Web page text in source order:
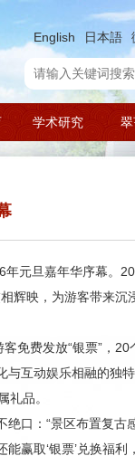
English 日本語
学术研究
元旦嘉年华序幕。
辉映，为游客带来
免费发放“银票”，
互动娱乐相融的独特
礼品。
口：“景区布置复古
赢取‘银票’兑换福